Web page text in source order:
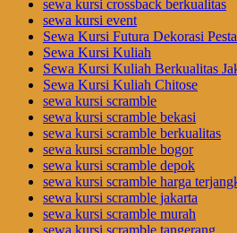
sewa kursi crossback berkualitas
sewa kursi event
Sewa Kursi Futura Dekorasi
Sewa Kursi Kuliah
Sewa Kursi Kuliah Berkualitas
Sewa Kursi Kuliah Chitose
sewa kursi scramble
sewa kursi scramble bekasi
sewa kursi scramble berkualitas
sewa kursi scramble bogor
sewa kursi scramble depok
sewa kursi scramble harga
sewa kursi scramble jakarta
sewa kursi scramble murah